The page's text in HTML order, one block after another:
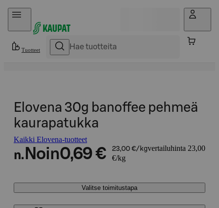
Hyppää sisältöön
Tuotteet
Elovena 30g banoffee pehmeä
kaurapatukka
Kaikki Elovena-tuotteet
n. Noin0,69 € 23,00 €/kgvertailuhinta 23,00
€/kg
Valitse toimitustapa